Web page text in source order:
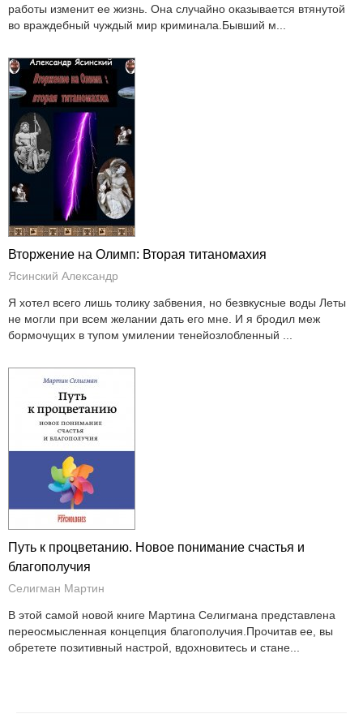
работы изменит ее жизнь. Она случайно оказывается втянутой
во враждебный чуждый мир криминала.Бывший м...
Вторжение на Олимп: Вторая титаномахия
Ясинский Александр
Я хотел всего лишь толику забвения, но безвкусные воды Леты
не могли при всем желании дать его мне. И я бродил меж
бормочущих в тупом умилении тенейозлобленный ...
Путь к процветанию. Новое понимание счастья и
благополучия
Селигман Мартин
В этой самой новой книге Мартина Селигмана представлена
переосмысленная концепция благополучия.Прочитав ее, вы
обретете позитивный настрой, вдохновитесь и стане...